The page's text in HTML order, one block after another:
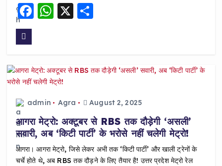
F
b
o
o
k
W
A
p
p
X S
admin Agra August 2, 2025
आगरा मेट्रो: अक्टूबर से RBS तक दौड़ेगी ‘असली’
सवारी, अब ‘किटी पार्टी’ के भरोसे नहीं चलेगी मेट्रो!
आगरा। आगरा मेट्रो, जिसे लेकर अभी तक ‘किटी पार्टी’ और खाली ट्रेनों के
चर्चे होते थे, अब RBS तक दौड़ने के लिए तैयार है! उत्तर प्रदेश मेट्रो रेल